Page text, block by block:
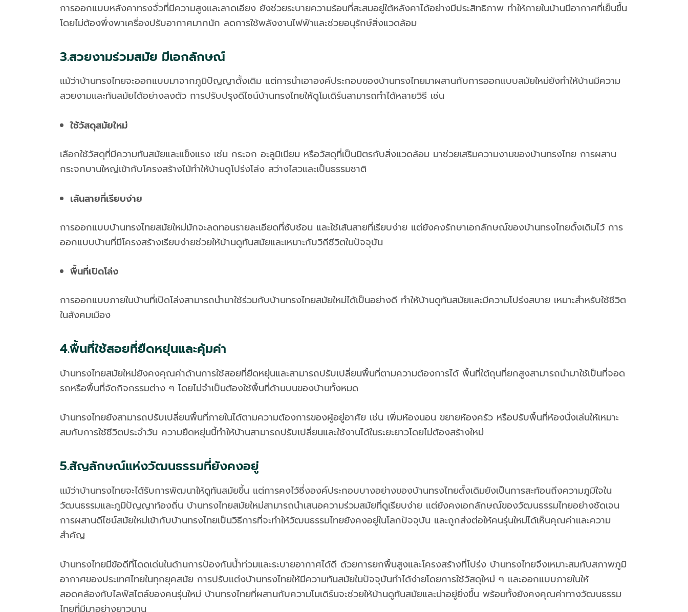
การออกแบบหลังคาทรงจั่วที่มีความสูงและลาดเอียง ยังช่วยระบายความร้อนที่สะสมอยู่ใต้หลังคาได้อย่างมีประสิทธิภาพ ทำให้ภายในบ้านมีอากาศที่เย็นขึ้น
โดยไม่ต้องพึ่งพาเครื่องปรับอากาศมากนัก ลดการใช้พลังงานไฟฟ้าและช่วยอนุรักษ์สิ่งแวดล้อม
3.สวยงามร่วมสมัย มีเอกลักษณ์
แม้ว่าบ้านทรงไทยจะออกแบบมาจากภูมิปัญญาดั้งเดิม แต่การนำเอาองค์ประกอบของบ้านทรงไทยมาผสานกับการออกแบบสมัยใหม่ยังทำให้บ้านมีความ
สวยงามและทันสมัยได้อย่างลงตัว การปรับปรุงดีไซน์บ้านทรงไทยให้ดูโมเดิร์นสามารถทำได้หลายวิธี เช่น
ใช้วัสดุสมัยใหม่
เลือกใช้วัสดุที่มีความทันสมัยและแข็งแรง เช่น กระจก อะลูมิเนียม หรือวัสดุที่เป็นมิตรกับสิ่งแวดล้อม มาช่วยเสริมความงามของบ้านทรงไทย การผสาน
กระจกบานใหญ่เข้ากับโครงสร้างไม้ทำให้บ้านดูโปร่งโล่ง สว่างไสวและเป็นธรรมชาติ
เส้นสายที่เรียบง่าย
การออกแบบบ้านทรงไทยสมัยใหม่มักจะลดทอนรายละเอียดที่ซับซ้อน และใช้เส้นสายที่เรียบง่าย แต่ยังคงรักษาเอกลักษณ์ของบ้านทรงไทยดั้งเดิมไว้ การ
ออกแบบบ้านที่มีโครงสร้างเรียบง่ายช่วยให้บ้านดูทันสมัยและเหมาะกับวิถีชีวิตในปัจจุบัน
พื้นที่เปิดโล่ง
การออกแบบภายในบ้านที่เปิดโล่งสามารถนำมาใช้ร่วมกับบ้านทรงไทยสมัยใหม่ได้เป็นอย่างดี ทำให้บ้านดูทันสมัยและมีความโปร่งสบาย เหมาะสำหรับใช้ชีวิต
ในสังคมเมือง
4.พื้นที่ใช้สอยที่ยืดหยุ่นและคุ้มค่า
บ้านทรงไทยสมัยใหม่ยังคงคุณค่าด้านการใช้สอยที่ยืดหยุ่นและสามารถปรับเปลี่ยนพื้นที่ตามความต้องการได้ พื้นที่ใต้ถุนที่ยกสูงสามารถนำมาใช้เป็นที่จอด
รถหรือพื้นที่จัดกิจกรรมต่าง ๆ โดยไม่จำเป็นต้องใช้พื้นที่ด้านบนของบ้านทั้งหมด
บ้านทรงไทยยังสามารถปรับเปลี่ยนพื้นที่ภายในได้ตามความต้องการของผู้อยู่อาศัย เช่น เพิ่มห้องนอน ขยายห้องครัว หรือปรับพื้นที่ห้องนั่งเล่นให้เหมาะ
สมกับการใช้ชีวิตประจำวัน ความยืดหยุ่นนี้ทำให้บ้านสามารถปรับเปลี่ยนและใช้งานได้ในระยะยาวโดยไม่ต้องสร้างใหม่
5.สัญลักษณ์แห่งวัฒนธรรมที่ยังคงอยู่
แม้ว่าบ้านทรงไทยจะได้รับการพัฒนาให้ดูทันสมัยขึ้น แต่การคงไว้ซึ่งองค์ประกอบบางอย่างของบ้านทรงไทยดั้งเดิมยังเป็นการสะท้อนถึงความภูมิใจใน
วัฒนธรรมและภูมิปัญญาท้องถิ่น บ้านทรงไทยสมัยใหม่สามารถนำเสนอความร่วมสมัยที่ดูเรียบง่าย แต่ยังคงเอกลักษณ์ของวัฒนธรรมไทยอย่างชัดเจน
การผสานดีไซน์สมัยใหม่เข้ากับบ้านทรงไทยเป็นวิธีการที่จะทำให้วัฒนธรรมไทยยังคงอยู่ในโลกปัจจุบัน และถูกส่งต่อให้คนรุ่นใหม่ได้เห็นคุณค่าและความ
สำคัญ
บ้านทรงไทยมีข้อดีที่โดดเด่นในด้านการป้องกันน้ำท่วมและระบายอากาศได้ดี ด้วยการยกพื้นสูงและโครงสร้างที่โปร่ง บ้านทรงไทยจึงเหมาะสมกับสภาพภูมิ
อากาศของประเทศไทยในทุกยุคสมัย การปรับแต่งบ้านทรงไทยให้มีความทันสมัยในปัจจุบันทำได้ง่ายโดยการใช้วัสดุใหม่ ๆ และออกแบบภายในให้
สอดคล้องกับไลฟ์สไตล์ของคนรุ่นใหม่ บ้านทรงไทยที่ผสานกับความโมเดิร์นจะช่วยให้บ้านดูทันสมัยและน่าอยู่ยิ่งขึ้น พร้อมทั้งยังคงคุณค่าทางวัฒนธรรม